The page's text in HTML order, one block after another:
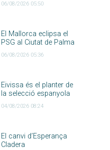
06/08/2026 05:50
El Mallorca eclipsa el
PSG al Ciutat de Palma
06/08/2026 05:36
Eivissa és el planter de
la selecció espanyola
04/08/2026 08:24
El canvi d’Esperança
Cladera